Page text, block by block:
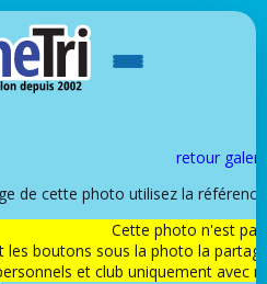
retour
de cette photo utilisez la
Cette photo n'est
les boutons sous la photo la
et club uniquement avec